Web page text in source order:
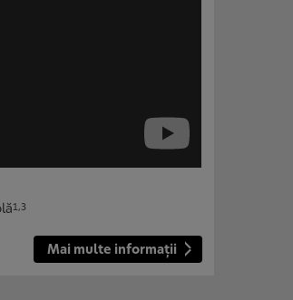
1,3
Mai multe informații